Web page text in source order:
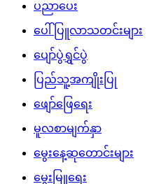
ပညာပေး
ပေါ်ပြူလာသတင်းများ
ပျော်ပွဲရွှင်ပွဲ
ပြည်သူ့အကျိုးပြု
ဖျော်ဖြေရေး
မူလစာမျက်နှာ
မွေးနေ့ဆုတောင်းများ
မွေးမြူရေး